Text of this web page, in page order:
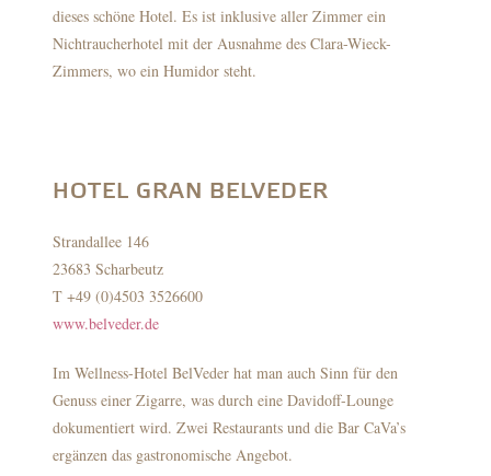
dieses schöne Hotel. Es ist inklusive aller Zimmer ein
Nichtraucherhotel mit der Ausnahme des Clara-Wieck-
Zimmers, wo ein Humidor steht.
HOTEL GRAN BELVEDER
Strandallee 146
23683 Scharbeutz
T +49 (0)4503 3526600
www.belveder.de
Im Wellness-Hotel BelVeder hat man auch Sinn für den
Genuss einer Zigarre, was durch eine Davidoff-Lounge
dokumentiert wird. Zwei Restaurants und die Bar CaVa’s
ergänzen das gastronomische Angebot.